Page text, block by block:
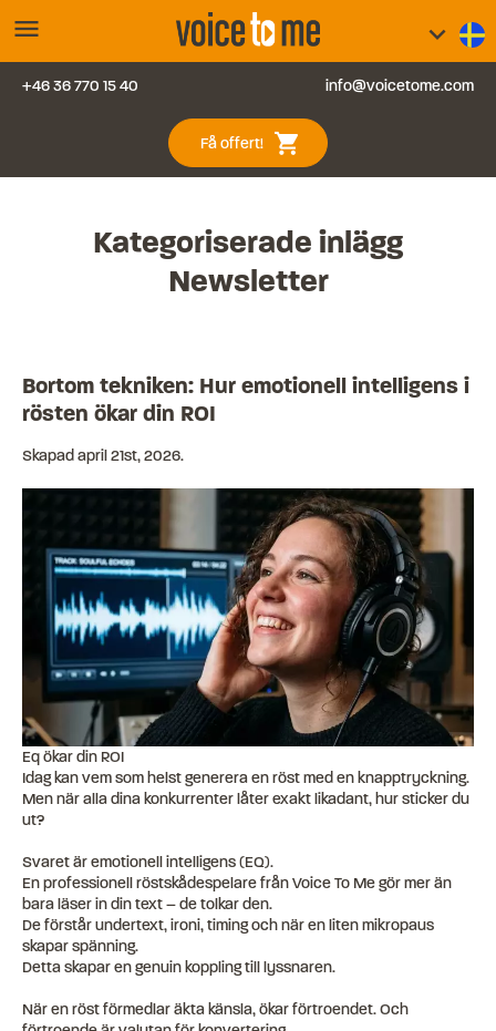
menu
Vanliga frågor
Kontakt
keyboard_arrow_down
+46 36 770 15 40 info@voicetome.com
Få offert! shopping_cart
Kategoriserade inlägg
Newsletter
Bortom tekniken: Hur emotionell intelligens i
rösten ökar din ROI
Skapad april 21st, 2026.
Eq ökar din ROI
Idag kan vem som helst generera en röst med en knapptryckning.
Men när alla dina konkurrenter låter exakt likadant, hur sticker du
ut?
Svaret är emotionell intelligens (EQ).
En professionell röstskådespelare från Voice To Me gör mer än
bara läser in din text – de tolkar den.
De förstår undertext, ironi, timing och när en liten mikropaus
skapar spänning.
Detta skapar en genuin koppling till lyssnaren.
När en röst förmedlar äkta känsla, ökar förtroendet. Och